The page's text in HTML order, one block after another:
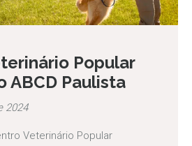
Popular
ABCD Paulista
2024
Veterinário Popular